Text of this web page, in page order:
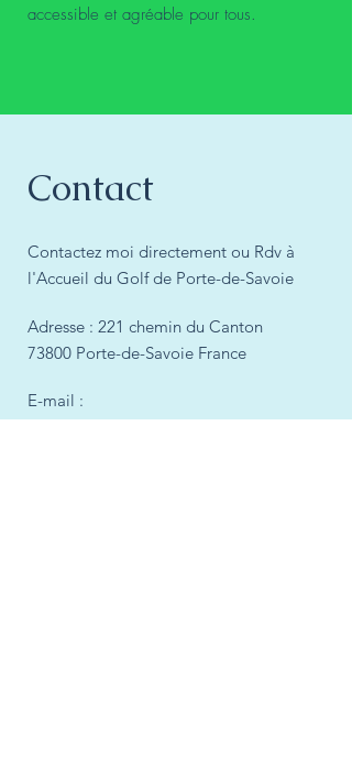
accessible et agréable pour tous.
Contact
Contactez moi directement ou Rdv à
l'Accueil du Golf de Porte-de-Savoie
Adresse : 221 chemin du Canton
73800 Porte-de-Savoie France
E-mail :
vincentmolletgolfpro@gmail.c